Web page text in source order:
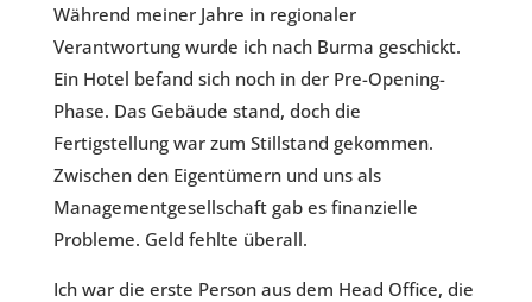
Während meiner Jahre in regionaler
Verantwortung wurde ich nach Burma geschickt.
Ein Hotel befand sich noch in der Pre-Opening-
Phase. Das Gebäude stand, doch die
Fertigstellung war zum Stillstand gekommen.
Zwischen den Eigentümern und uns als
Managementgesellschaft gab es finanzielle
Probleme. Geld fehlte überall.
Ich war die erste Person aus dem Head Office, die